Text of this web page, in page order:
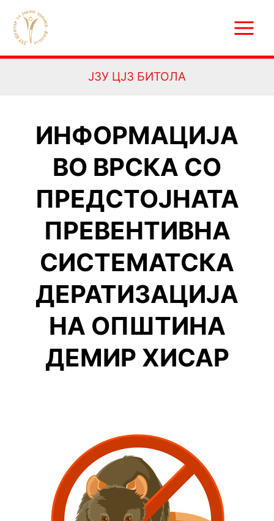
content
Menu
ЈЗУ ЦЈЗ БИТОЛА
ИНФОРМАЦИЈА
ВО ВРСКА СО
ПРЕДСТОЈНАТА
ПРЕВЕНТИВНА
СИСТЕМАТСКА
ДЕРАТИЗАЦИЈА
НА ОПШТИНА
ДЕМИР ХИСАР